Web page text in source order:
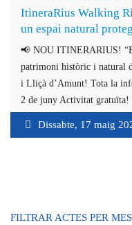
ItineraRius Walking
un espai natural
📢 NOU ITINERARIUS!
patrimoni històric i natural
i Lliçà d’Amunt! Tota la
2 de juny Activitat
Dissabte, 17 maig
FILTRAR ACTES PER MES